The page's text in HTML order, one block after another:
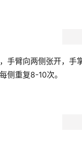
手臂向两侧张开，
侧重复8-10次。